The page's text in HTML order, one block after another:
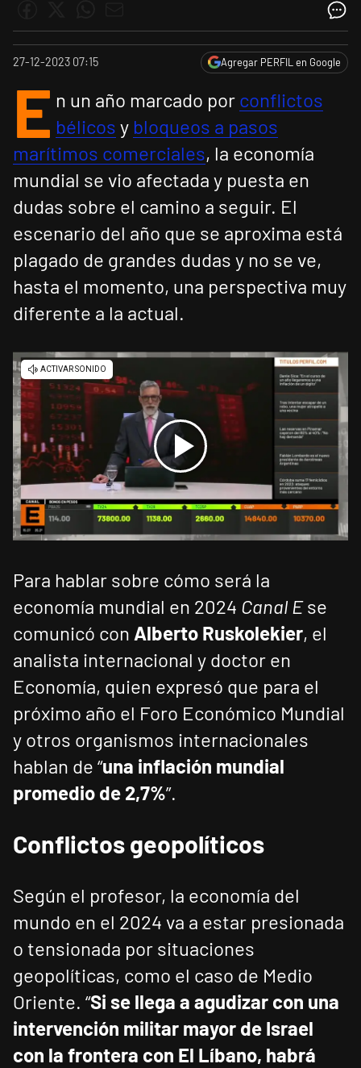
27-12-2023 07:15 Agregar PERFIL en Google
E n un año marcado por conflictos
bélicos y bloqueos a pasos
marítimos comerciales, la economía
mundial se vio afectada y puesta en
dudas sobre el camino a seguir. El
escenario del año que se aproxima está
plagado de grandes dudas y no se ve,
hasta el momento, una perspectiva muy
diferente a la actual.
Para hablar sobre cómo será la
economía mundial en 2024 Canal Ese
comunicó con Alberto Ruskolekier, el
analista internacional y doctor en
Economía, quien expresó que para el
próximo año el Foro Económico Mundial
y otros organismos internacionales
hablan de “una inflación mundial
promedio de 2,7%”.
Conflictos geopolíticos
Según el profesor, la economía del
mundo en el 2024 va a estar presionada
o tensionada por situaciones
geopolíticas, como el caso de Medio
Oriente. “Si se llega a agudizar con una
intervención militar mayor de Israel
con la frontera con El Líbano, habrá